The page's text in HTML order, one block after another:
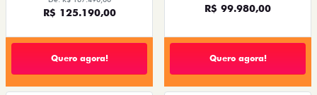
R$ 125.190,00
Quero agora!
R$ 99.980,00
Quero agora!